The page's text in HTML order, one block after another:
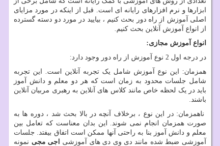
ابزارها و نرم افزارهای رایانه ای است. قبل از اینکه در مورد مزایای
اصلی آموزش از راه دور بحث کنیم ، بیایید در مورد دو دسته گسترده
از انواع آموزش آنلاین بحث کنیم.
انواع آموزش مجازی:
در درجه اول 2 نوع آموزش از راه دور وجود دارد:
همزمان: این نوع آموزش شامل یک تجربه آنلاین است. این تجربه
شامل جلسات محدود به زمان است که هر دو معلم و دانش آموز
باید در یک لحظه خاص مانند کلاس های آنلاین به رهبری مربیان آنلاین
باشند.
ناهمزمان: در این نوع ، برخلاف آنچه در بالا بحث شد ، دوره ها به
صورت همزمان انجام نمی شوند. این بدان معناست که تعامل بین
معلم و دانش آموز بنا به راحتی آنها ممکن است اتفاق بیفتد. جلسات
آموزشی ضبط شده مانند دی وی دی های آموزشی اجی مجی نمونه